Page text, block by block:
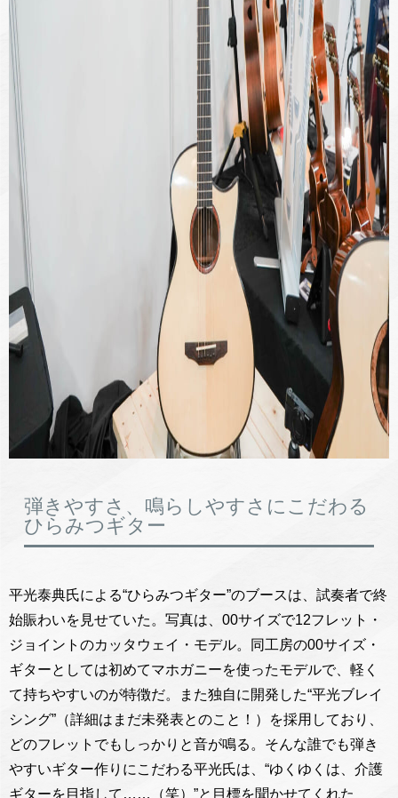
弾きやすさ、鳴らしやすさにこだわる
ひらみつギター
平光泰典氏による“ひらみつギター”のブースは、試奏者で終
始賑わいを見せていた。写真は、00サイズで12フレット・
ジョイントのカッタウェイ・モデル。同工房の00サイズ・
ギターとしては初めてマホガニーを使ったモデルで、軽く
て持ちやすいのが特徴だ。また独自に開発した“平光ブレイ
シング”（詳細はまだ未発表とのこと！）を採用しており、
どのフレットでもしっかりと音が鳴る。そんな誰でも弾き
やすいギター作りにこだわる平光氏は、“ゆくゆくは、介護
ギターを目指して……（笑）”と目標を聞かせてくれた